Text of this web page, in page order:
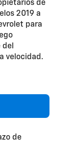
de
2019 a
para
del
velocidad.